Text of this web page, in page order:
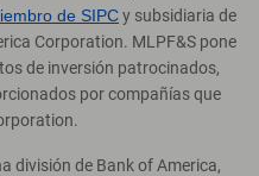
de SIPCy subsidiaria de
Corporation. MLPF&S pone
de inversión patrocinados,
por compañías que
división de Bank of America,